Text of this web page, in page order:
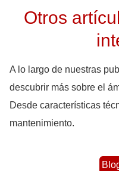
Otros
A lo largo de nuestras
descubrir más sobre el
Desde características
mantenimiento.